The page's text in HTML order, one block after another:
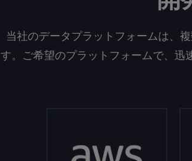
当社のデータプラットフォームは、
す。ご希望のプラットフォームで、迅